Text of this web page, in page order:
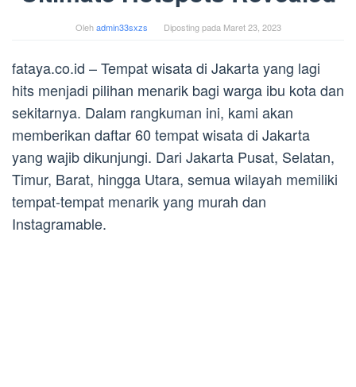
Olehadmin33sxzs Diposting pada Maret 23, 2023
fataya.co.id – Tempat wisata di Jakarta yang lagi
hits menjadi pilihan menarik bagi warga ibu kota dan
sekitarnya. Dalam rangkuman ini, kami akan
memberikan daftar 60 tempat wisata di Jakarta
yang wajib dikunjungi. Dari Jakarta Pusat, Selatan,
Timur, Barat, hingga Utara, semua wilayah memiliki
tempat-tempat menarik yang murah dan
Instagramable.